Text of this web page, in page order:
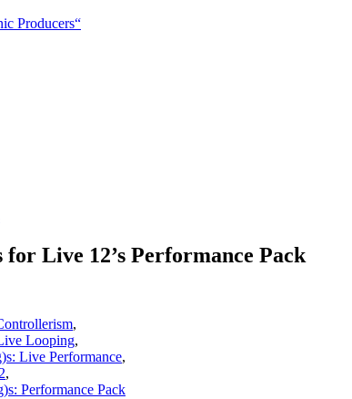
Producers“
for Live 12’s Performance Pack
,
Looping,
Live Performance,
,
Performance Pack